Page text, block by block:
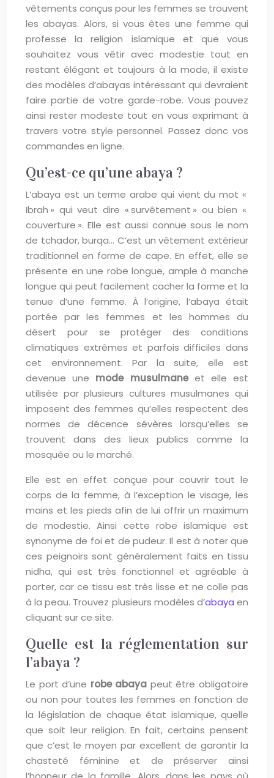
vêtements conçus pour les femmes se trouvent
les abayas. Alors, si vous êtes une femme qui
professe la religion islamique et que vous
souhaitez vous vêtir avec modestie tout en
restant élégant et toujours à la mode, il existe
des modèles d’abayas intéressant qui devraient
faire partie de votre garde-robe. Vous pouvez
ainsi rester modeste tout en vous exprimant à
travers votre style personnel. Passez donc vos
commandes en ligne.
Qu’est-ce qu’une abaya ?
L’abaya est un terme arabe qui vient du mot «
Ibrah » qui veut dire « survêtement » ou bien «
couverture ». Elle est aussi connue sous le nom
de tchador, burqa… C’est un vêtement extérieur
traditionnel en forme de cape. En effet, elle se
présente en une robe longue, ample à manche
longue qui peut facilement cacher la forme et la
tenue d’une femme. À l’origine, l’abaya était
portée par les femmes et les hommes du
désert pour se protéger des conditions
climatiques extrêmes et parfois difficiles dans
cet environnement. Par la suite, elle est
devenue une mode musulmaneet elle est
utilisée par plusieurs cultures musulmanes qui
imposent des femmes qu’elles respectent des
normes de décence sévères lorsqu’elles se
trouvent dans des lieux publics comme la
mosquée ou le marché.
Elle est en effet conçue pour couvrir tout le
corps de la femme, à l’exception le visage, les
mains et les pieds afin de lui offrir un maximum
de modestie. Ainsi cette robe islamique est
synonyme de foi et de pudeur. Il est à noter que
ces peignoirs sont généralement faits en tissu
nidha, qui est très fonctionnel et agréable à
porter, car ce tissu est très lisse et ne colle pas
à la peau. Trouvez plusieurs modèles d’abaya en
cliquant sur ce site.
Quelle est la réglementation sur
l’abaya ?
Le port d’une robe abaya peut être obligatoire
ou non pour toutes les femmes en fonction de
la législation de chaque état islamique, quelle
que soit leur religion. En fait, certains pensent
que c’est le moyen par excellent de garantir la
chasteté féminine et de préserver ainsi